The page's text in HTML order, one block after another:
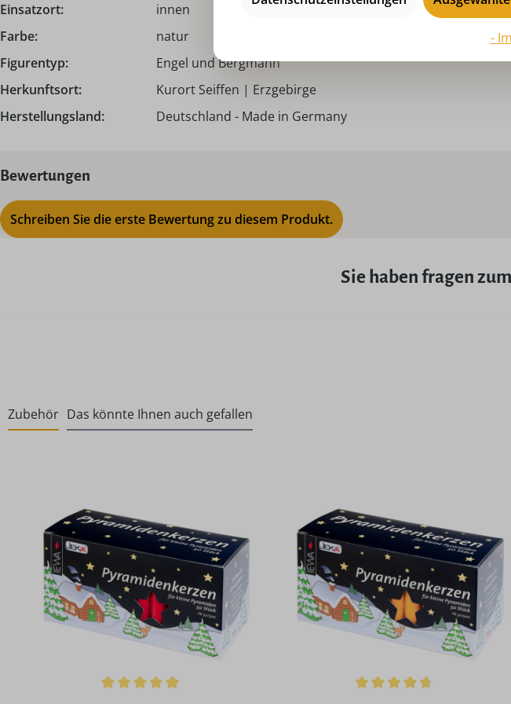
Einsatzort:
innen
Farbe:
natur
Figurentyp:
Engel und Bergmann
Herkunftsort:
Kurort Seiffen | Erzgebirge
Herstellungsland:
Deutschland - Made in Germany
Bewertungen
Schreiben Sie die erste Bewertung zu diesem Produkt.
Sie haben fragen
Zubehör Das könnte Ihnen auch gefallen
-